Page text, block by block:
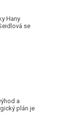
Hany
se
a
plán je